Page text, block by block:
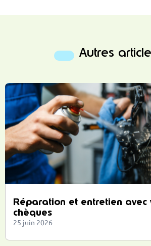
Autres
Réparation et entretien avec
chèques
25 juin 2026